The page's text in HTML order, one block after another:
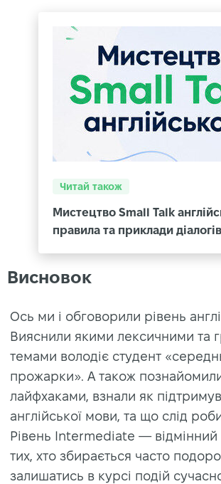
Читай також
Мистецтво Small Talk
правила та приклади діалогів
Висновок
Ось ми і обговорили рівень
Вияснили якими лексичними та
темами володіє студент
прожарки». А також
лайфхаками, взнали як
англійської мови, та що слід
Рівень Intermediate — відмінний
тих, хто збирається часто
залишатись в курсі подій